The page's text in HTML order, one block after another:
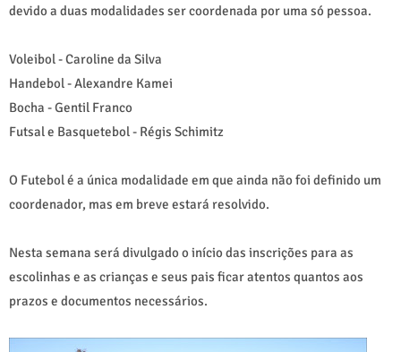
devido a duas modalidades ser coordenada por uma só pessoa.
Voleibol - Caroline da Silva
Handebol - Alexandre Kamei
Bocha - Gentil Franco
Futsal e Basquetebol - Régis Schimitz
O Futebol é a única modalidade em que ainda não foi definido um
coordenador, mas em breve estará resolvido.
Nesta semana será divulgado o início das inscrições para as
escolinhas e as crianças e seus pais ficar atentos quantos aos
prazos e documentos necessários.